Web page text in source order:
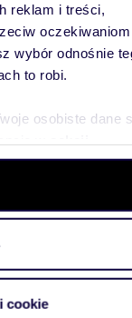
reklam i treści,
oczekiwaniom
wybór odnośnie
to robi.
osobiste dane
możesz zmienić
analizować ruch w
z naszej witryny,
te informacje z
cookie
37,20
1 200
Oferuję
kw, w